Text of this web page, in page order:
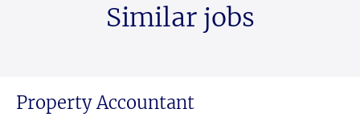
Similar jobs
Property Accountant